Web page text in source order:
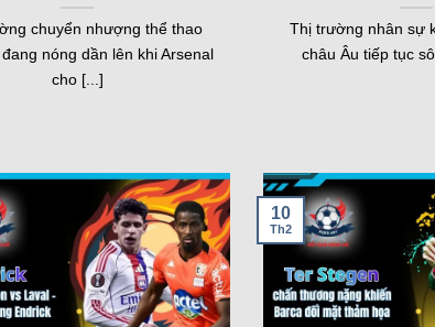
1],PEN[3-5],Brondby IF Women win
Một số tính năng nổi bật của kqbd
chuyển nhượng thể thao
nóng dần lên khi Arsenal
cho [...]
Thị trường nhân sự
châu Âu tiếp tục
10
Th2